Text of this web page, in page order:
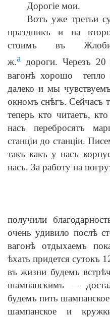
Дорогіе мои.
Вотъ уже третьи
праздникъ и на
стоимъ въ
ж.а дороги. Черезъ
вагонѣ хорошо тепло
далеко и мы
окномъ снѣгъ. Сейчасъ
теперь кто читаетъ,
насъ перебросятъ
станціи до станціи.
такъ какъ у насъ
насъ. За работу на
получили
очень удивило послѣ
вагонѣ отдыхаемъ
ѣхать придется сутокъ
въ жизни будемъ
шампанскимъ –
будемъ пить
шампанское и